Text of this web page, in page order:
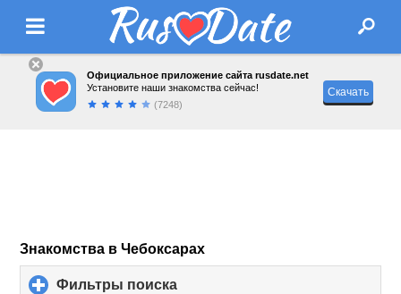
Официальное приложение сайта rusdate.net
Установите наши знакомства сейчас!
(7248)
Скачать
Знакомства в Чебоксарах
Фильтры поиска